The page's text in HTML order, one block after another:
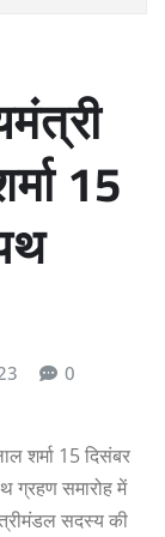
15
0
शर्मा 15 दिसंबर
समारोह में
सदस्य की